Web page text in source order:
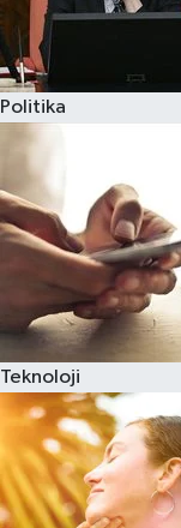
Politika
Teknoloji